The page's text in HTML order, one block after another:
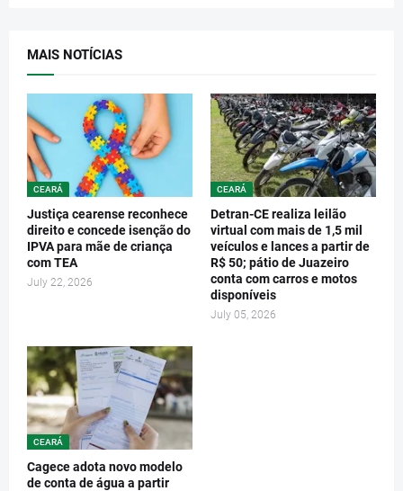
MAIS NOTÍCIAS
CEARÁ
Justiça cearense reconhece
direito e concede isenção do
IPVA para mãe de criança
com TEA
July 22, 2026
CEARÁ
Detran-CE realiza leilão
virtual com mais de 1,5 mil
veículos e lances a partir de
R$ 50; pátio de Juazeiro
conta com carros e motos
disponíveis
July 05, 2026
CEARÁ
Cagece adota novo modelo
de conta de água a partir